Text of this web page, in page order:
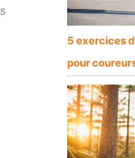
5 exercices
pour